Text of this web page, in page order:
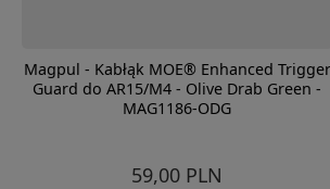
Magpul - Kabłąk MOE® Enhanced Trigger
Guard do AR15/M4 - Olive Drab Green -
MAG1186-ODG
59,00 PLN